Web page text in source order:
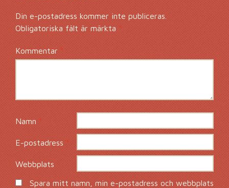
Din e-postadress kommer inte publiceras.
Obligatoriska fält är märkta *
Kommentar*
Namn*
E-postadress*
Webbplats
Spara mitt namn, min e-postadress och webbplats